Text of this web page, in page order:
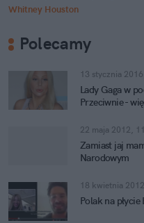
Whitney Houston
Polecamy
13 stycznia
Lady Gaga w
Przeciwnie -
22 maja 2012,
Zamiast jaj
Narodowym
18 kwietnia
Polak na płycie